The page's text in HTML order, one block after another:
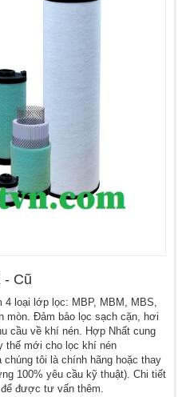
- Cũ
loại lớp lọc: MBP, MBM, MBS,
mòn. Đảm bảo lọc sạch cặn, hơi
cầu về khí nén. Hợp Nhất cung
thế mới cho lọc khí nén
tôi là chính hãng hoặc thay
100% yêu cầu kỹ thuật). Chi tiết
được tư vấn thêm.